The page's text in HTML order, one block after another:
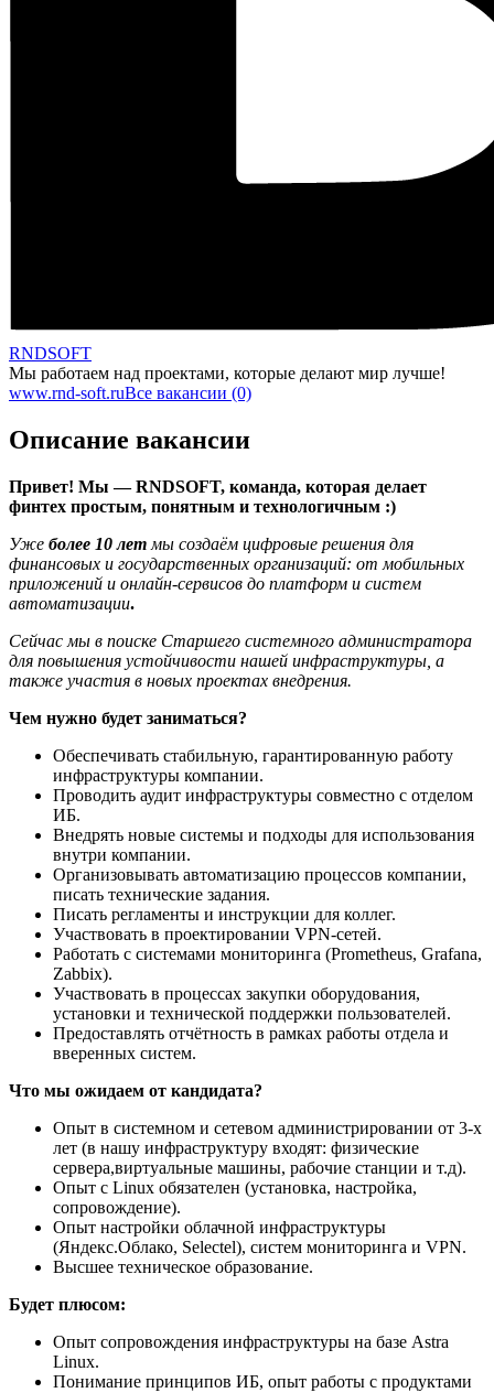
RNDSOFT
Мы работаем над проектами, которые делают мир лучше!
www.rnd-soft.ruВсе вакансии (0)
Описание вакансии
Привет! Мы — RNDSOFT, команда, которая делает
финтех простым, понятным и технологичным :)
Уже более 10 лет мы создаём цифровые решения для
финансовых и государственных организаций: от мобильных
приложений и онлайн-сервисов до платформ и систем
автоматизации.
Сейчас мы в поиске Старшего системного администратора
для повышения устойчивости нашей инфраструктуры, а
также участия в новых проектах внедрения.
Чем нужно будет заниматься?
Обеспечивать стабильную, гарантированную работу
инфраструктуры компании.
Проводить аудит инфраструктуры совместно с отделом
ИБ.
Внедрять новые системы и подходы для использования
внутри компании.
Организовывать автоматизацию процессов компании,
писать технические задания.
Писать регламенты и инструкции для коллег.
Участвовать в проектировании VPN-сетей.
Работать с системами мониторинга (Prometheus, Grafana,
Zabbix).
Участвовать в процессах закупки оборудования,
установки и технической поддержки пользователей.
Предоставлять отчётность в рамках работы отдела и
вверенных систем.
Что мы ожидаем от кандидата?
Опыт в системном и сетевом администрировании от 3-х
лет (в нашу инфраструктуру входят: физические
сервера,виртуальные машины, рабочие станции и т.д).
Опыт с Linux обязателен (установка, настройка,
сопровождение).
Опыт настройки облачной инфраструктуры
(Яндекс.Облако, Selectel), систем мониторинга и VPN.
Высшее техническое образование.
Будет плюсом:
Опыт сопровождения инфраструктуры на базе Astra
Linux.
Понимание принципов ИБ, опыт работы с продуктами